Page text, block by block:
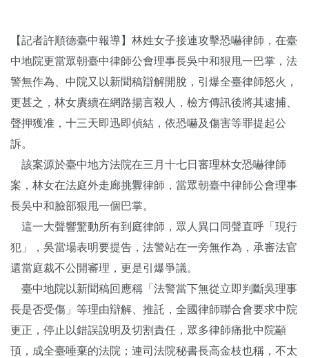
【記者許順德臺中報導】林姓女子接連攻擊恐嚇律師，在臺
中地院更當眾朝臺中律師公會理事長吳中和狠甩一巴掌，法
警無作為、中院又以新聞稿辯解開脫，引爆全臺律師怒火，
更甚之，林女賡續在網路揚言殺人，檢方傳訊後將其逮捕、
聲押獲准，十三天即迅即偵結，依恐嚇及傷害等罪提起公
訴。
該案源於臺中地方法院在三月十七日審理林女恐嚇律師
案，林女在法庭外走廊挑釁律師，當眾朝臺中律師公會理事
長吳中和臉部狠甩一個巴掌。
這一大聲響驚動所有到庭律師，眾人異口同聲直呼「現行
犯」，吳當場表明要提告，法警站在一旁無作為，承審法官
還當庭裁不公開審理，更是引爆爭議。
臺中地院以新聞稿回應稱「法警當下無從立即判斷吳理事
長是否受傷」等理由辯解、推託，全國律師聯合會要求中院
更正，停止以錯誤說明及切割責任，眾多律師痛批中院顢
頇，成全臺唾棄的法院；連司法院秘書長高金枝也稱，不太